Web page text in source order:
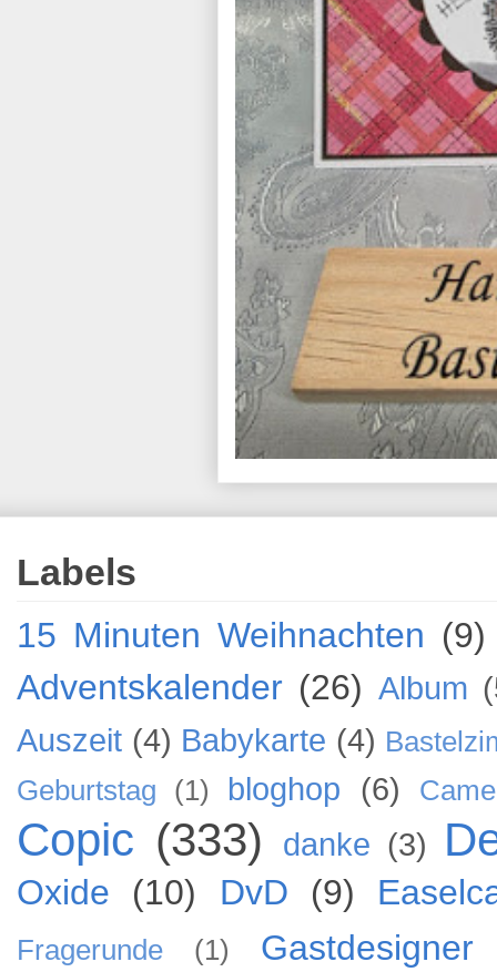
Labels
15 Minuten Weihnachten (9)
Adventskalender (26) Album
Auszeit (4) Babykarte (4)
Geburtstag
(1) bloghop (6)
Copic (333) danke (3)
Oxide (10) DvD (9)
Fragerunde (1) Gastdesigner